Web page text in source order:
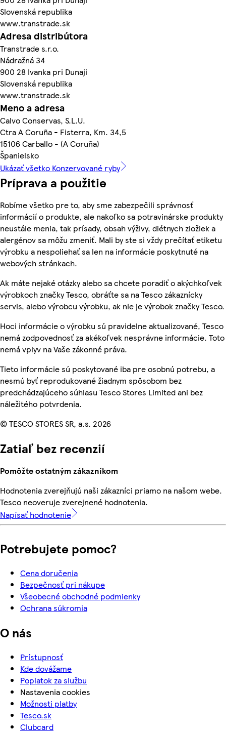
Slovenská republika
www.transtrade.sk
Adresa distribútora
Transtrade s.r.o.
Nádražná 34
900 28 Ivanka pri Dunaji
Slovenská republika
www.transtrade.sk
Meno a adresa
Calvo Conservas, S.L.U.
Ctra A Coruña - Fisterra, Km. 34,5
15106 Carballo - (A Coruña)
Španielsko
Ukázať všetko Konzervované ryby
Príprava a použitie
Robíme všetko pre to, aby sme zabezpečili správnosť
informácií o produkte, ale nakoľko sa potravinárske produkty
neustále menia, tak prísady, obsah výživy, diétnych zložiek a
alergénov sa môžu zmeniť. Mali by ste si vždy prečítať etiketu
výrobku a nespoliehať sa len na informácie poskytnuté na
webových stránkach.
Ak máte nejaké otázky alebo sa chcete poradiť o akýchkoľvek
výrobkoch značky Tesco, obráťte sa na Tesco zákaznícky
servis, alebo výrobcu výrobku, ak nie je výrobok značky Tesco.
Hoci informácie o výrobku sú pravidelne aktualizované, Tesco
nemá zodpovednosť za akékoľvek nesprávne informácie. Toto
nemá vplyv na Vaše zákonné práva.
Tieto informácie sú poskytované iba pre osobnú potrebu, a
nesmú byť reprodukované žiadnym spôsobom bez
predchádzajúceho súhlasu Tesco Stores Limited ani bez
náležitého potvrdenia.
© TESCO STORES SR, a.s. 2026
Zatiaľ bez recenzií
Pomôžte ostatným zákazníkom
Hodnotenia zverejňujú naši zákazníci priamo na našom webe.
Tesco neoveruje zverejnené hodnotenia.
Napísať hodnotenie
Potrebujete pomoc?
Cena doručenia
Bezpečnosť pri nákupe
Všeobecné obchodné podmienky
Ochrana súkromia
O nás
Prístupnosť
Kde dovážame
Poplatok za službu
Nastavenia cookies
Možnosti platby
Tesco.sk
Clubcard